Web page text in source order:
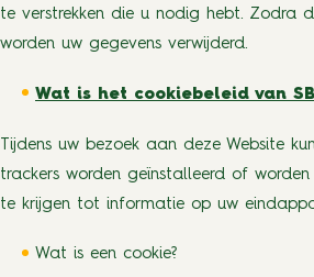
te verstrekken die u nodig hebt. Zodra
worden uw gegevens verwijderd.
Wat is het cookiebeleid van
Tijdens uw bezoek aan deze Website
trackers worden geïnstalleerd of
te krijgen tot informatie op uw
Wat is een cookie?